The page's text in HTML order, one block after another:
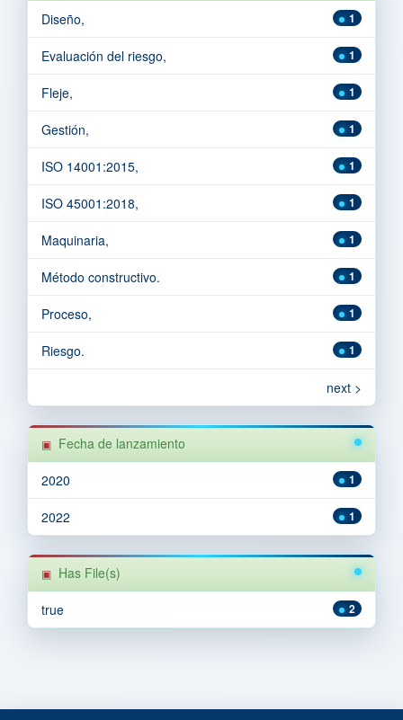
1
Diseño,
1
Evaluación del riesgo,
1
Fleje,
1
Gestión,
1
ISO 14001:2015,
1
ISO 45001:2018,
1
Maquinaria,
1
Método constructivo.
1
Proceso,
1
Riesgo.
next >
Fecha de lanzamiento
1
2020
1
2022
Has File(s)
2
true